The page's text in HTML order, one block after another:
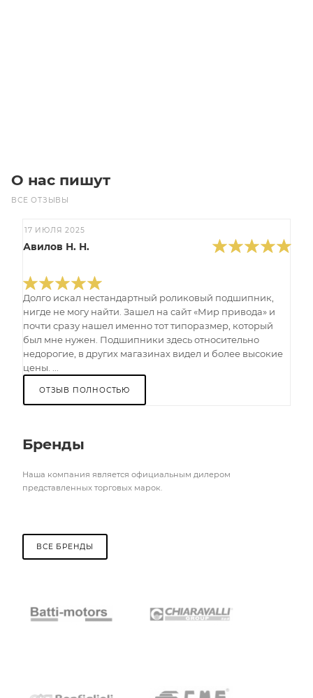
О нас пишут
ВСЕ ОТЗЫВЫ
17 ИЮЛЯ 2025
Авилов Н. Н.
Долго искал нестандартный роликовый подшипник,
нигде не могу найти. Зашел на сайт «Мир привода» и
почти сразу нашел именно тот типоразмер, который
был мне нужен. Подшипники здесь относительно
недорогие, в других магазинах видел и более высокие
цены. ...
ОТЗЫВ ПОЛНОСТЬЮ
Бренды
Наша компания является официальным дилером
представленных торговых марок.
ВСЕ БРЕНДЫ